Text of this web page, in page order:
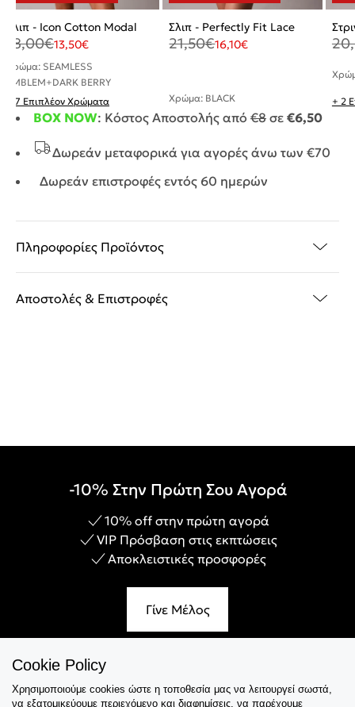
Σλιπ - Icon Cotton Modal
18,00€13,50€
Χρώμα: SEAMLESS
EMBLEM+DARK BERRY
+ 7 Επιπλέον Χρώματα
Σλιπ - Perfectly Fit Lace
21,50€16,10€
Χρώμα: BLACK + 2
BOX NOW: Κόστος Αποστολής από €8 σε €6,50
Δωρεάν μεταφορικά για αγορές άνω των €70
Δωρεάν επιστροφές εντός 60 ημερών
Πληροφορίες Προϊόντος
Αποστολές & Επιστροφές
-10% Στην Πρώτη Σου Αγορά
10% off στην πρώτη αγορά
VIP Πρόσβαση στις εκπτώσεις
Αποκλειστικές προσφορές
Γίνε Μέλος
Εξυπηρέτηση
Cookie Policy
Χρησιμοποιούμε cookies ώστε η τοποθεσία μας να λειτουργεί σωστά,
να εξατομικεύουμε περιεχόμενο και διαφημίσεις, να παρέχουμε